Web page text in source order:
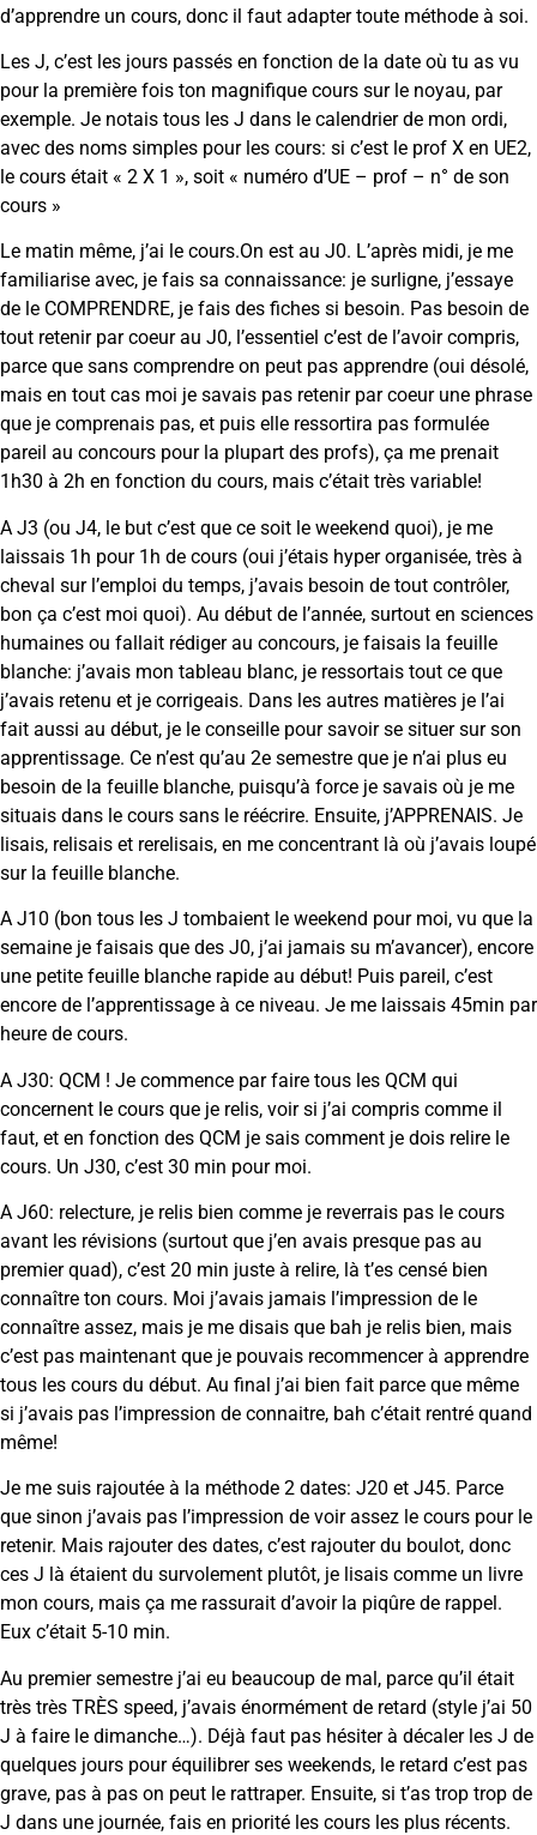
d’apprendre un cours, donc il faut adapter toute méthode à soi.
Les J, c’est les jours passés en fonction de la date où tu as vu
pour la première fois ton magnifique cours sur le noyau, par
exemple. Je notais tous les J dans le calendrier de mon ordi,
avec des noms simples pour les cours: si c’est le prof X en UE2,
le cours était « 2 X 1 », soit « numéro d’UE – prof – n° de son
cours »
Le matin même, j’ai le cours.On est au J0. L’après midi, je me
familiarise avec, je fais sa connaissance: je surligne, j’essaye
de le COMPRENDRE, je fais des fiches si besoin. Pas besoin de
tout retenir par coeur au J0, l’essentiel c’est de l’avoir compris,
parce que sans comprendre on peut pas apprendre (oui désolé,
mais en tout cas moi je savais pas retenir par coeur une phrase
que je comprenais pas, et puis elle ressortira pas formulée
pareil au concours pour la plupart des profs), ça me prenait
1h30 à 2h en fonction du cours, mais c’était très variable!
A J3 (ou J4, le but c’est que ce soit le weekend quoi), je me
laissais 1h pour 1h de cours (oui j’étais hyper organisée, très à
cheval sur l’emploi du temps, j’avais besoin de tout contrôler,
bon ça c’est moi quoi). Au début de l’année, surtout en sciences
humaines ou fallait rédiger au concours, je faisais la feuille
blanche: j’avais mon tableau blanc, je ressortais tout ce que
j’avais retenu et je corrigeais. Dans les autres matières je l’ai
fait aussi au début, je le conseille pour savoir se situer sur son
apprentissage. Ce n’est qu’au 2e semestre que je n’ai plus eu
besoin de la feuille blanche, puisqu’à force je savais où je me
situais dans le cours sans le réécrire. Ensuite, j’APPRENAIS. Je
lisais, relisais et rerelisais, en me concentrant là où j’avais loupé
sur la feuille blanche.
A J10 (bon tous les J tombaient le weekend pour moi, vu que la
semaine je faisais que des J0, j’ai jamais su m’avancer), encore
une petite feuille blanche rapide au début! Puis pareil, c’est
encore de l’apprentissage à ce niveau. Je me laissais 45min par
heure de cours.
A J30: QCM ! Je commence par faire tous les QCM qui
concernent le cours que je relis, voir si j’ai compris comme il
faut, et en fonction des QCM je sais comment je dois relire le
cours. Un J30, c’est 30 min pour moi.
A J60: relecture, je relis bien comme je reverrais pas le cours
avant les révisions (surtout que j’en avais presque pas au
premier quad), c’est 20 min juste à relire, là t’es censé bien
connaître ton cours. Moi j’avais jamais l’impression de le
connaître assez, mais je me disais que bah je relis bien, mais
c’est pas maintenant que je pouvais recommencer à apprendre
tous les cours du début. Au final j’ai bien fait parce que même
si j’avais pas l’impression de connaitre, bah c’était rentré quand
même!
Je me suis rajoutée à la méthode 2 dates: J20 et J45. Parce
que sinon j’avais pas l’impression de voir assez le cours pour le
retenir. Mais rajouter des dates, c’est rajouter du boulot, donc
ces J là étaient du survolement plutôt, je lisais comme un livre
mon cours, mais ça me rassurait d’avoir la piqûre de rappel.
Eux c’était 5-10 min.
Au premier semestre j’ai eu beaucoup de mal, parce qu’il était
très très TRÈS speed, j’avais énormément de retard (style j’ai 50
J à faire le dimanche…). Déjà faut pas hésiter à décaler les J de
quelques jours pour équilibrer ses weekends, le retard c’est pas
grave, pas à pas on peut le rattraper. Ensuite, si t’as trop trop de
J dans une journée, fais en priorité les cours les plus récents.